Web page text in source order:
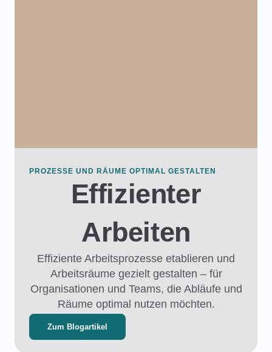
PROZESSE UND RÄUME OPTIMAL GESTALTEN
Effizienter
Arbeiten​
Effiziente Arbeitsprozesse etablieren und
Arbeitsräume gezielt gestalten – für
Organisationen und Teams, die Abläufe und
Räume optimal nutzen möchten.
Zum Blogartikel